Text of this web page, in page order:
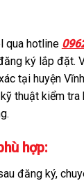
qua hotline
ký lắp đặt.
tại huyện
thuật kiểm tra
hợp:
đăng ký,